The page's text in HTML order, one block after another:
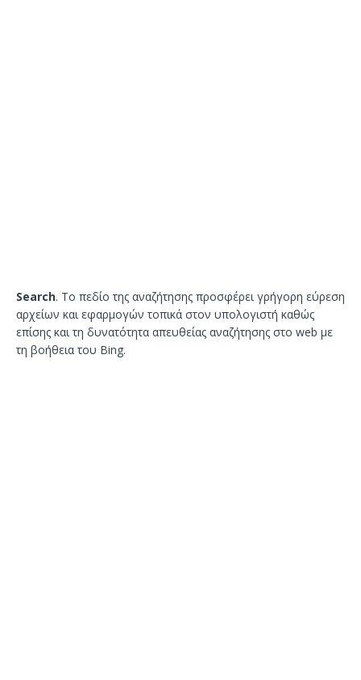
Search. Το πεδίο της αναζήτησης προσφέρει γρήγορη εύρεση
αρχείων και εφαρμογών τοπικά στον υπολογιστή καθώς
επίσης και τη δυνατότητα απευθείας αναζήτησης στο web με
τη βοήθεια του Bing.